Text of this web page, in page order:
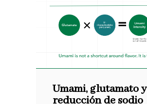
Umami, glutamato y
reducción de sodio